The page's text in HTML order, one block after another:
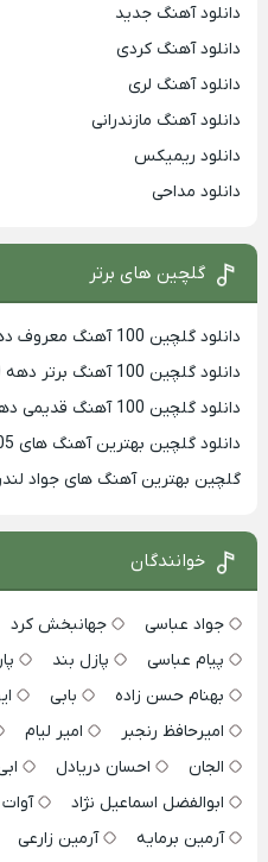
دانلود آهنگ جدید
دانلود آهنگ کردی
دانلود آهنگ لری
دانلود آهنگ مازندرانی
دانلود ریمیکس
دانلود مداحی
گلچین های برتر
دانلود گلچین 100 آهنگ معروف دهه 80
دانلود گلچین 100 آهنگ برتر دهه 70
دانلود گلچین 100 آهنگ قدیمی دهه 60 و 50
دانلود گلچین بهترین آهنگ های 1405
گلچین بهترین آهنگ های جواد لندرانی
خوانندگان
جواد عباسی جهانبخش کرد
پیام عباسی
پازل بند
بهنام حسن زاده
بابی
امیرحافظ رنجبر
امیر لیام
الجان
احسان دریادل
ابوالفضل اسماعیل نژاد
آرمین برمایه
آرمین زارعی